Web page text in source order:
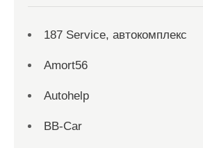
187 Service, автокомплекс
Amort56
Autohelp
BB-Car